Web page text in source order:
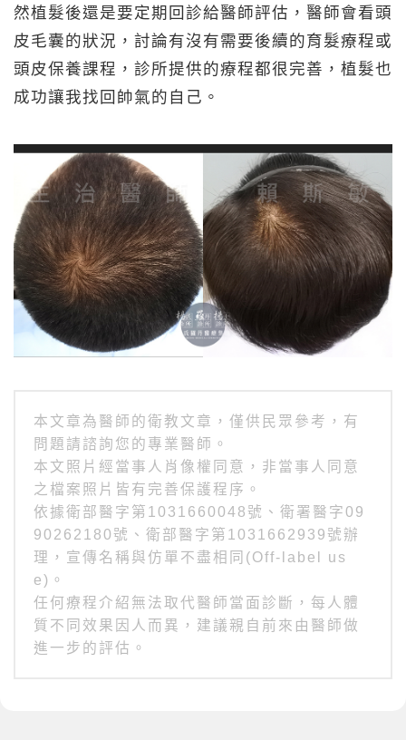
然植髮後還是要定期回診給醫師評估，醫師會看頭
皮毛囊的狀況，討論有沒有需要後續的育髮療程或
頭皮保養課程，診所提供的療程都很完善，植髮也
成功讓我找回帥氣的自己。
本文章為醫師的衛教文章，僅供民眾參考，有
問題請諮詢您的專業醫師。
本文照片經當事人肖像權同意，非當事人同意
之檔案照片皆有完善保護程序。
依據衛部醫字第1031660048號、衛署醫字09
90262180號、衛部醫字第1031662939號辦
理，宣傳名稱與仿單不盡相同(Off-label us
e)。
任何療程介紹無法取代醫師當面診斷，每人體
質不同效果因人而異，建議親自前來由醫師做
進一步的評估。